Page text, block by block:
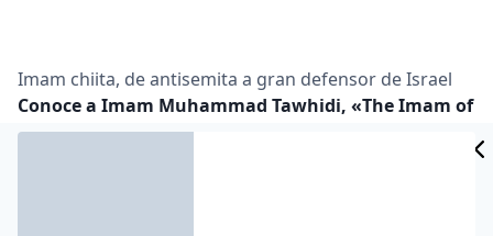
Imam chiita, de antisemita a gran defensor de Israel
Conoce a Imam Muhammad Tawhidi, «The Imam of
Peace»